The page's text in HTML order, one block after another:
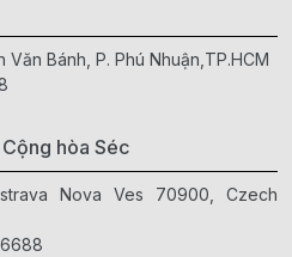
Bánh, P. Phú Nhuận,TP.HCM
hòa Séc
Nova Ves 70900, Czech